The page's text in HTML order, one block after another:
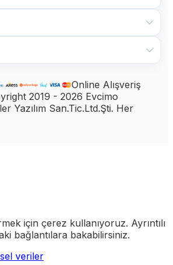
Online Alışveriş
2019 - 2026 Evcimo
Yazılım San.Tic.Ltd.Şti. Her
için çerez kullanıyoruz. Ayrıntılı
bağlantılara bakabilirsiniz.
veriler